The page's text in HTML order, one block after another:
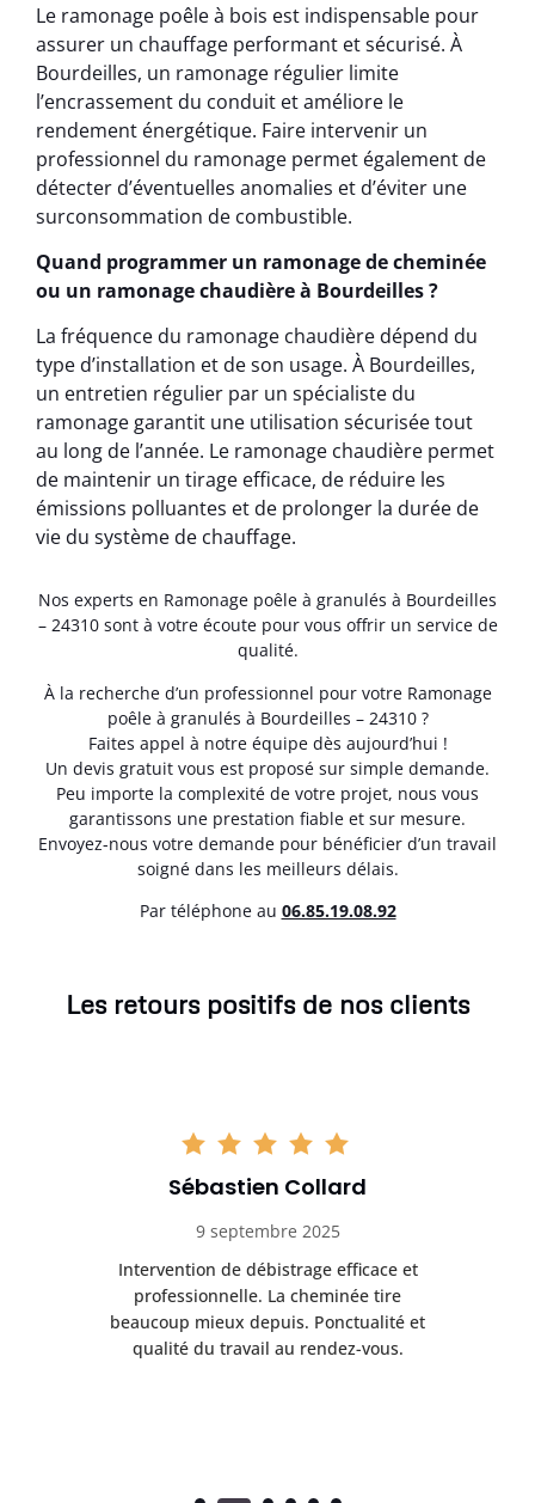
Le ramonage poêle à bois est indispensable pour
assurer un chauffage performant et sécurisé. À
Bourdeilles, un ramonage régulier limite
l’encrassement du conduit et améliore le
rendement énergétique. Faire intervenir un
professionnel du ramonage permet également de
détecter d’éventuelles anomalies et d’éviter une
surconsommation de combustible.
Quand programmer un ramonage de cheminée
ou un ramonage chaudière à Bourdeilles ?
La fréquence du ramonage chaudière dépend du
type d’installation et de son usage. À Bourdeilles,
un entretien régulier par un spécialiste du
ramonage garantit une utilisation sécurisée tout
au long de l’année. Le ramonage chaudière permet
de maintenir un tirage efficace, de réduire les
émissions polluantes et de prolonger la durée de
vie du système de chauffage.
Nos experts en Ramonage poêle à granulés à Bourdeilles
– 24310 sont à votre écoute pour vous offrir un service de
qualité.
À la recherche d’un professionnel pour votre Ramonage
poêle à granulés à Bourdeilles – 24310 ?
Faites appel à notre équipe dès aujourd’hui !
Un devis gratuit vous est proposé sur simple demande.
Peu importe la complexité de votre projet, nous vous
garantissons une prestation fiable et sur mesure.
Envoyez-nous votre demande pour bénéficier d’un travail
soigné dans les meilleurs délais.
Par téléphone au 06.85.19.08.92
Les retours positifs de nos clients
Sébastien Collard
9 septembre 2025
Intervention de débistrage efficace et
professionnelle. La cheminée tire
beaucoup mieux depuis. Ponctualité et
qualité du travail au rendez-vous.